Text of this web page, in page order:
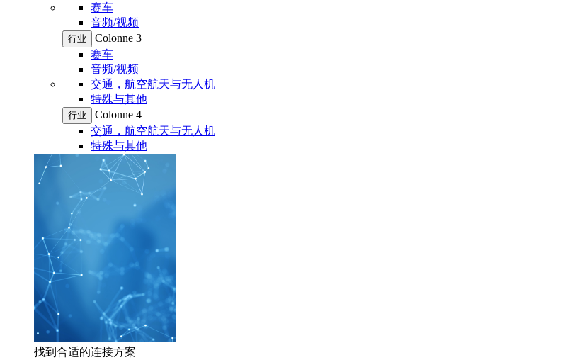
赛车
音频/视频
行业
Colonne 3
赛车
音频/视频
交通，航空航天与无人机
特殊与其他
行业
Colonne 4
交通，航空航天与无人机
特殊与其他
找到合适的连接方案